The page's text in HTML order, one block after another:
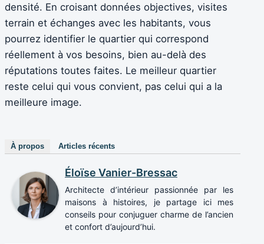
densité. En croisant données objectives, visites
terrain et échanges avec les habitants, vous
pourrez identifier le quartier qui correspond
réellement à vos besoins, bien au-delà des
réputations toutes faites. Le meilleur quartier
reste celui qui vous convient, pas celui qui a la
meilleure image.
À propos Articles récents
Éloïse Vanier-Bressac
Architecte d’intérieur passionnée par les
maisons à histoires, je partage ici mes
conseils pour conjuguer charme de l’ancien
et confort d’aujourd’hui.